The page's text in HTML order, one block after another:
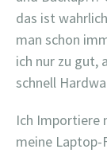
das ist
man schon
ich nur zu gut,
schnell
Ich Importiere
meine Laptop-